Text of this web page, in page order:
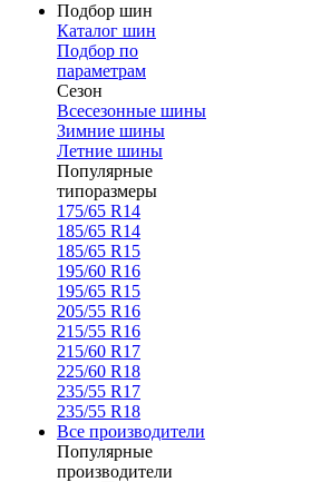
Подбор шин
Каталог шин
Подбор по
параметрам
Сезон
Всесезонные шины
Зимние шины
Летние шины
Популярные
типоразмеры
175/65 R14
185/65 R14
185/65 R15
195/60 R16
195/65 R15
205/55 R16
215/55 R16
215/60 R17
225/60 R18
235/55 R17
235/55 R18
Все производители
Популярные
производители